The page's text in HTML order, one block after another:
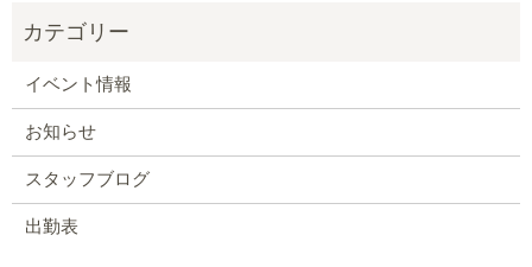
イベント情報
お知らせ
スタッフブログ
出勤表